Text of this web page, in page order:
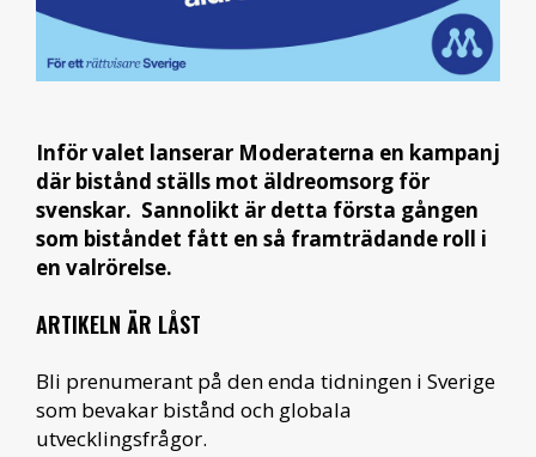
Inför valet lanserar Moderaterna en kampanj
där bistånd ställs mot äldreomsorg för
svenskar. Sannolikt är detta första gången
som biståndet fått en så framträdande roll i
en valrörelse.
ARTIKELN ÄR LÅST
Bli prenumerant på den enda tidningen i Sverige
som bevakar bistånd och globala
utvecklingsfrågor.